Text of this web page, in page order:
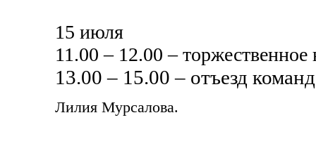
15 июля
11.00 – 12.00 –
13.00 – 15.00 – отъезд
Лилия Мурсалова.